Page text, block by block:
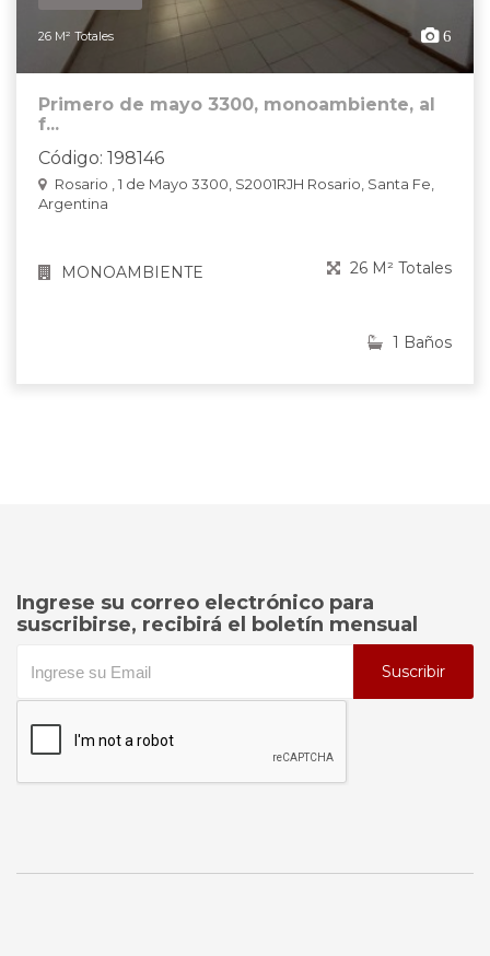
26 M² Totales 6
Primero de mayo 3300, monoambiente, al
f...
Código: 198146
Rosario , 1 de Mayo 3300, S2001RJH Rosario, Santa Fe,
Argentina
MONOAMBIENTE 26 M² Totales
1 Baños
Ingrese su correo electrónico para
suscribirse, recibirá el boletín mensual
Suscribir